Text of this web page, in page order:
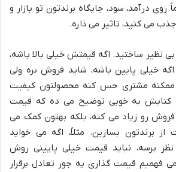
درآمد، سود، جایگاه برندتون تو بازار و
می کنید، تاثیر می ذاره.
نظیر ساختید. اگه قیمتش خیلی بالا باشه،
خیلی پایین باشه، شاید فروش بره ولی
ممکنه مشتری حس کنه محصولتون کیفیت
کتابش به خوبی توضیح می ده که قیمت
رو زیاد می کنه، بلکه بهتون کمک می
برندتون بسازین. مثلاً، اگه می خواید
برسه، نباید قیمت خیلی پایینی روش
فهمیم قیمت گذاری یه جور تعادل برقرار